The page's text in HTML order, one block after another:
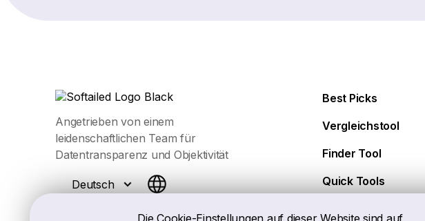
Die Cookie-Einstellungen auf dieser Website sind auf
Angetrieben von einem
leidenschaftlichen Team für
Datentransparenz und Objektivität
Deutsch
Best Picks
Vergleichstool
Finder Tool
Quick Tools